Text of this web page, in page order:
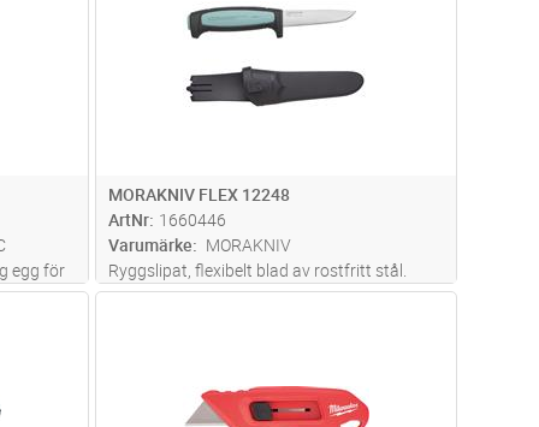
på handtagets ände. Transparent sk
egg för
MORAKNIV FLEX 12248
ArtNr 1660446
Varumärke
MORAKNIV
Ryggslipat, flexibelt blad av rostfritt stål.
Bladtjocklek 1,3 mm. Bladlängd 88 mm.